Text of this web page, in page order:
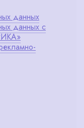
данных
данных с